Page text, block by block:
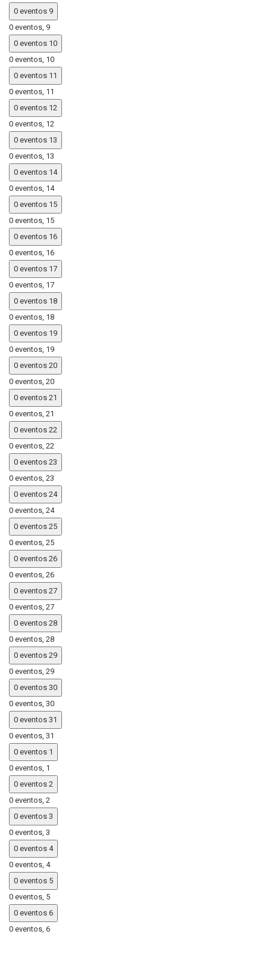
0 eventos 9
0 eventos, 9
0 eventos 10
0 eventos, 10
0 eventos 11
0 eventos, 11
0 eventos 12
0 eventos, 12
0 eventos 13
0 eventos, 13
0 eventos 14
0 eventos, 14
0 eventos 15
0 eventos, 15
0 eventos 16
0 eventos, 16
0 eventos 17
0 eventos, 17
0 eventos 18
0 eventos, 18
0 eventos 19
0 eventos, 19
0 eventos 20
0 eventos, 20
0 eventos 21
0 eventos, 21
0 eventos 22
0 eventos, 22
0 eventos 23
0 eventos, 23
0 eventos 24
0 eventos, 24
0 eventos 25
0 eventos, 25
0 eventos 26
0 eventos, 26
0 eventos 27
0 eventos, 27
0 eventos 28
0 eventos, 28
0 eventos 29
0 eventos, 29
0 eventos 30
0 eventos, 30
0 eventos 31
0 eventos, 31
0 eventos 1
0 eventos, 1
0 eventos 2
0 eventos, 2
0 eventos 3
0 eventos, 3
0 eventos 4
0 eventos, 4
0 eventos 5
0 eventos, 5
0 eventos 6
0 eventos, 6